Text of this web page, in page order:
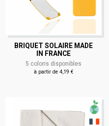
BRIQUET SOLAIRE MADE
IN FRANCE
5 coloris disponibles
à partir de 4,19 €